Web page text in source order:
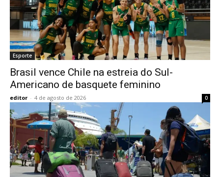
Esporte
Brasil vence Chile na estreia do Sul-
Americano de basquete feminino
editor - 4 de agosto de 2026 0